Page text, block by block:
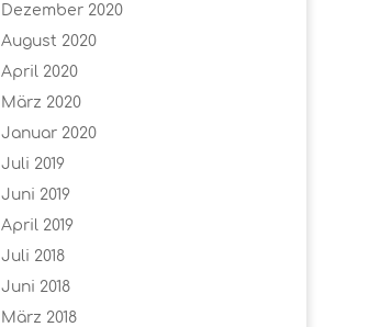
Dezember 2020
August 2020
April 2020
März 2020
Januar 2020
Juli 2019
Juni 2019
April 2019
Juli 2018
Juni 2018
März 2018